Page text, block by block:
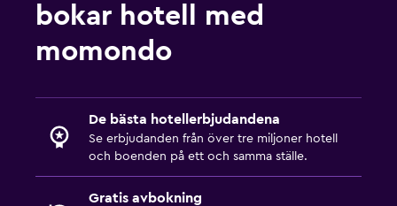
bokar hotell med
momondo
De bästa hotellerbjudandena
Se erbjudanden från över tre miljoner hotell
och boenden på ett och samma ställe.
Gratis avbokning